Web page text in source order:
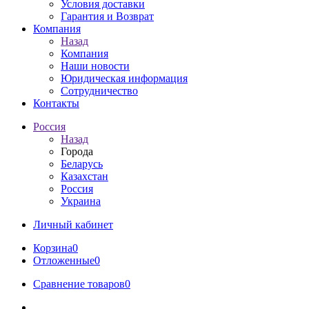
Условия доставки
Гарантия и Возврат
Компания
Назад
Компания
Наши новости
Юридическая информация
Сотрудничество
Контакты
Россия
Назад
Города
Беларусь
Казахстан
Россия
Украина
Личный кабинет
Корзина0
Отложенные0
Сравнение товаров0